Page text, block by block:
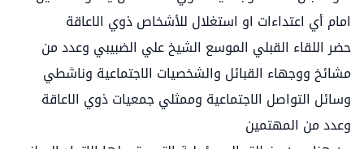
امام أي اعتداءات او استغلال للأشخاص ذوي الاعاقة
حضر اللقاء القبلي الموسع الشيخ علي الضبيبي وعدد من
مشائخ ووجهاء القبائل والشخصيات الاجتماعية وناشطي
وسائل التواصل الاجتماعية وممثلي جمعيات ذوي الاعاقة
وعدد من المهتمين